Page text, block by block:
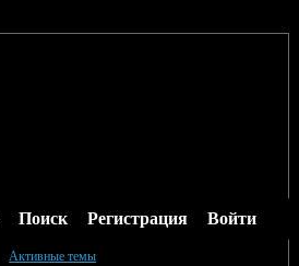
Поиск Регистрация Войти
Активные темы